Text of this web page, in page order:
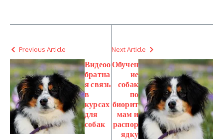
Previous Article
Видеоо
братна
я связь
в
курсах
для
собак
Next Article
Обучен
ие
собак
по
биорит
мам и
распор
ядку